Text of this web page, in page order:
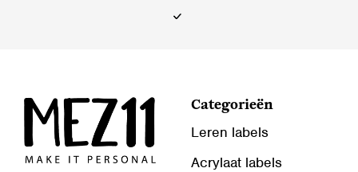
Categorieën
Leren labels
Acrylaat labels